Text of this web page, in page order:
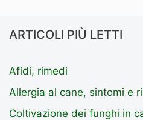
ARTICOLI PIÙ LETTI
Afidi, rimedi
Allergia al cane, sintomi e
Coltivazione dei funghi in